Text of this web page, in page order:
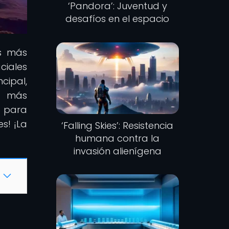
más
más
para
¡La
‘Pandora’: Juventud y
desafíos en el espacio
‘Falling Skies’: Resistencia
humana contra la
invasión alienígena